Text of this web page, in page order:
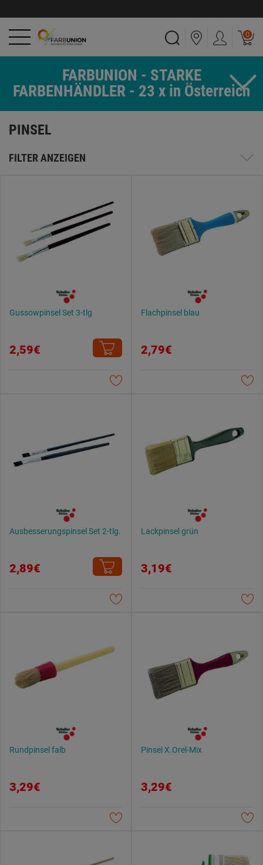
0
FARBUNION - STARKE
FARBENHÄNDLER - 23 x in Österreich
PINSEL
FILTER ANZEIGEN
Gussowpinsel Set 3-tlg
2,59€
Flachpinsel blau
2,79€
Ausbesserungspinsel Set 2-tlg.
2,89€
Lackpinsel grün
3,19€
Rundpinsel falb
3,29€
Pinsel X.Orel-Mix
3,29€